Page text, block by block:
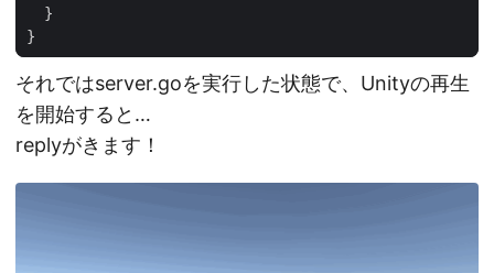
}
}
それではserver.goを実行した状態で、Unityの再生
を開始すると…
replyがきます！